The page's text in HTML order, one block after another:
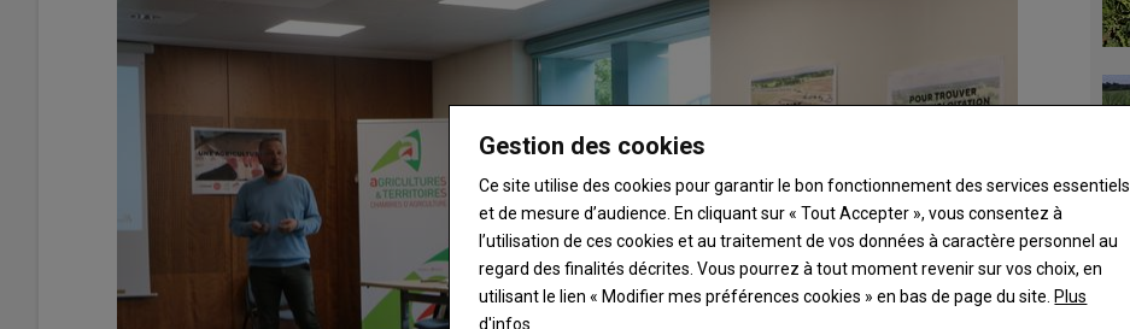
Gestion des cookies
Ce site utilise des cookies pour garantir le bon fonctionnement des services essentiels
et de mesure d’audience. En cliquant sur « Tout Accepter », vous consentez à
l’utilisation de ces cookies et au traitement de vos données à caractère personnel au
regard des finalités décrites. Vous pourrez à tout moment revenir sur vos choix, en
utilisant le lien « Modifier mes préférences cookies » en bas de page du site. Plus
d'infos